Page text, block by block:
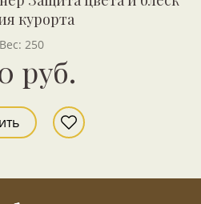
курорта
Вес: 250
руб.